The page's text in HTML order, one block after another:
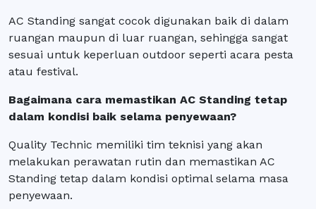
AC Standing sangat cocok digunakan baik di dalam
ruangan maupun di luar ruangan, sehingga sangat
sesuai untuk keperluan outdoor seperti acara pesta
atau festival.
Bagaimana cara memastikan AC Standing tetap
dalam kondisi baik selama penyewaan?
Quality Technic memiliki tim teknisi yang akan
melakukan perawatan rutin dan memastikan AC
Standing tetap dalam kondisi optimal selama masa
penyewaan.